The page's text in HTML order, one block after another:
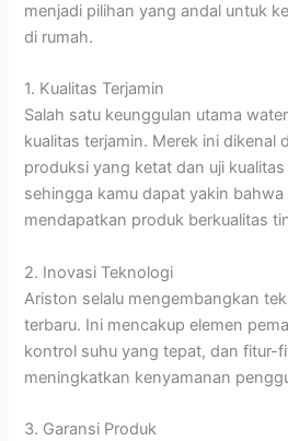
menjadi pilihan yang andal untuk
di rumah.
1. Kualitas Terjamin
Salah satu keunggulan utama
kualitas terjamin. Merek ini dikenal
produksi yang ketat dan uji
sehingga kamu dapat yakin bahwa
mendapatkan produk berkualitas
2. Inovasi Teknologi
Ariston selalu mengembangkan
terbaru. Ini mencakup elemen
kontrol suhu yang tepat, dan fitur-
meningkatkan kenyamanan
3. Garansi Produk